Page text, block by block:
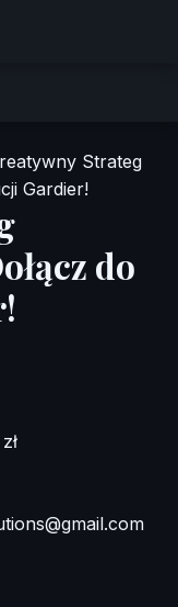
Strateg
Gardier!
do